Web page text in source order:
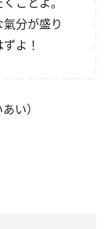
分が盛り
よ！
い）